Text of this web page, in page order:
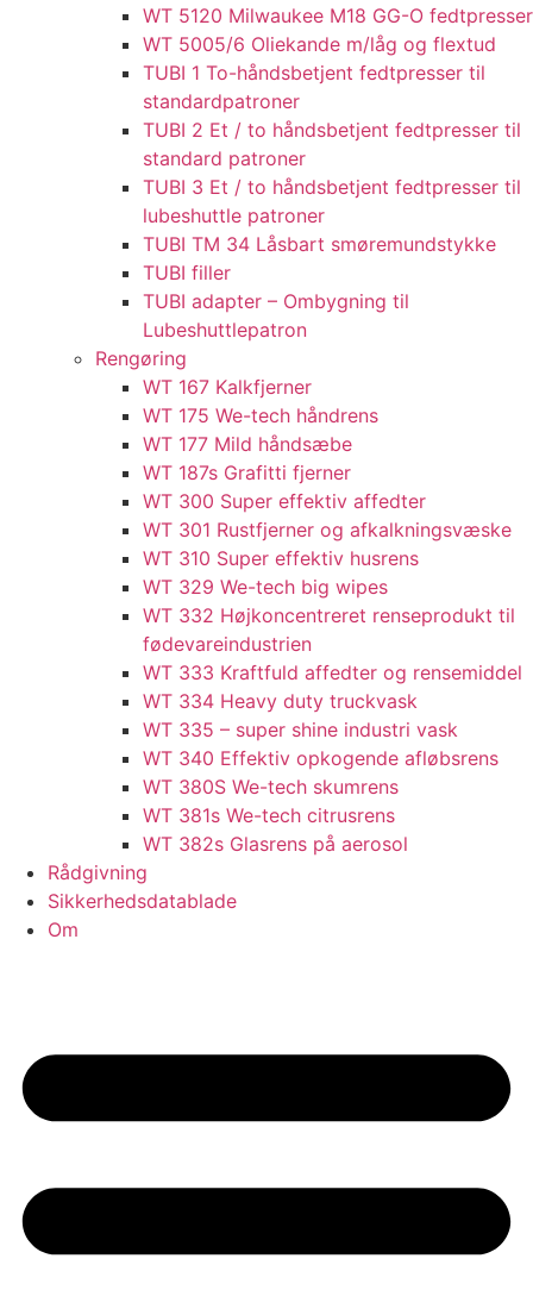
WT 5120 Milwaukee M18 GG-O fedtpresser
WT 5005/6 Oliekande m/låg og flextud​
TUBI 1 To-håndsbetjent fedtpresser til
standardpatroner
TUBI 2 Et / to håndsbetjent fedtpresser til
standard patroner
TUBI 3 Et / to håndsbetjent fedtpresser til
lubeshuttle patroner
TUBI TM 34 Låsbart smøremundstykke
TUBI filler
TUBI adapter​ – Ombygning til
Lubeshuttlepatron
Rengøring
WT 167 Kalkfjerner
WT 175 We-tech håndrens
WT 177 Mild håndsæbe
WT 187s Grafitti fjerner
WT 300 Super effektiv affedter​
WT 301 Rustfjerner og afkalkningsvæske
WT 310 Super effektiv husrens
WT 329 We-tech big wipes
WT 332 Højkoncentreret renseprodukt til
fødevareindustrien
WT 333 Kraftfuld affedter og rensemiddel
WT 334 Heavy duty truckvask
WT 335 – super shine industri vask
WT 340 Effektiv opkogende afløbsrens
WT 380S We-tech skumrens
WT 381s We-tech citrusrens
WT 382s Glasrens på aerosol​
Rådgivning
Sikkerhedsdatablade
Om